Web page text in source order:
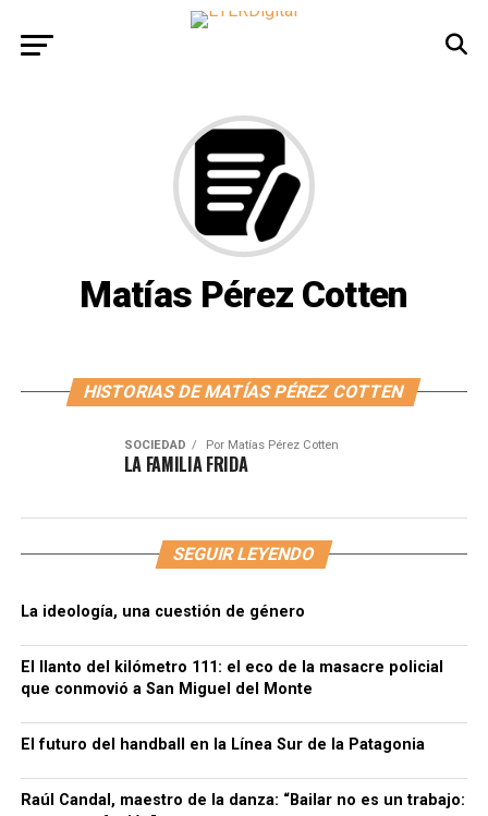
Matías Pérez Cotten
HISTORIAS DE MATÍAS PÉREZ COTTEN
SOCIEDAD Por Matías Pérez Cotten
LA FAMILIA FRIDA
SEGUIR LEYENDO
La ideología, una cuestión de género
El llanto del kilómetro 111: el eco de la masacre policial
que conmovió a San Miguel del Monte
El futuro del handball en la Línea Sur de la Patagonia
Raúl Candal, maestro de la danza: “Bailar no es un trabajo: